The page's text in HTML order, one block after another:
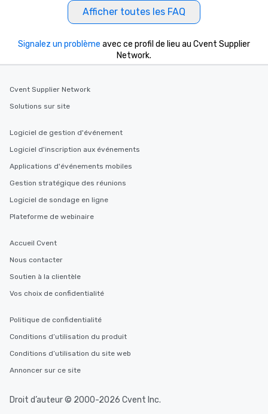
Afficher toutes les FAQ
Signalez un problème avec ce profil de lieu au Cvent Supplier
Network.
Cvent Supplier Network
Solutions sur site
Logiciel de gestion d'événement
Logiciel d'inscription aux événements
Applications d'événements mobiles
Gestion stratégique des réunions
Logiciel de sondage en ligne
Plateforme de webinaire
Accueil Cvent
Nous contacter
Soutien à la clientèle
Vos choix de confidentialité
Politique de confidentialité
Conditions d’utilisation du produit
Conditions d’utilisation du site web
Annoncer sur ce site
Droit d’auteur © 2000-2026 Cvent Inc.